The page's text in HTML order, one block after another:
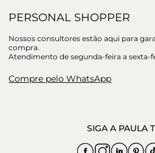
PERSONAL SHOPPER
Nossos consultores estão aqui para
compra.
Atendimento de segunda-feira a sexta-
Compre pelo WhatsApp